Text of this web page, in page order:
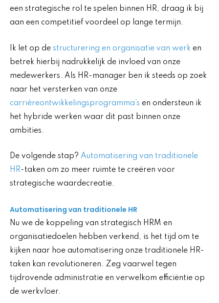
een strategische rol te spelen binnen HR, draag ik bij
aan een competitief voordeel op lange termijn.
Ik let op de structurering en organisatie van werk en
betrek hierbij nadrukkelijk de invloed van onze
medewerkers. Als HR-manager ben ik steeds op zoek
naar het versterken van onze
carrièreontwikkelingsprogramma’s en ondersteun ik
het hybride werken waar dit past binnen onze
ambities.
De volgende stap? Automatisering van traditionele
HR-taken om zo meer ruimte te creëren voor
strategische waardecreatie.
Automatisering van traditionele HR
Nu we de koppeling van strategisch HRM en
organisatiedoelen hebben verkend, is het tijd om te
kijken naar hoe automatisering onze traditionele HR-
taken kan revolutioneren. Zeg vaarwel tegen
tijdrovende administratie en verwelkom efficiëntie op
de werkvloer.